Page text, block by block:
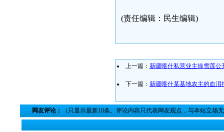
(责任编辑：民生编辑)
上一篇： 新疆喀什私营业主徐雪莲
下一篇： 新疆喀什某基地农主的血泪
网友评论： （只显示最新10条。评论内容只代表网友观点，与本站立场